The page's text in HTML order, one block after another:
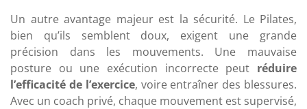
Un autre avantage majeur est la sécurité. Le Pilates,
bien qu’ils semblent doux, exigent une grande
précision dans les mouvements. Une mauvaise
posture ou une exécution incorrecte peut réduire
l’efficacité de l’exercice, voire entraîner des blessures.
Avec un coach privé, chaque mouvement est supervisé,